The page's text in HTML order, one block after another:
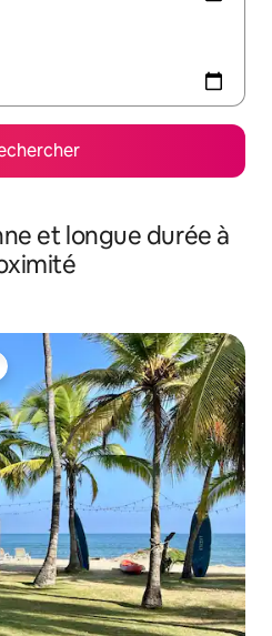
et longue durée à